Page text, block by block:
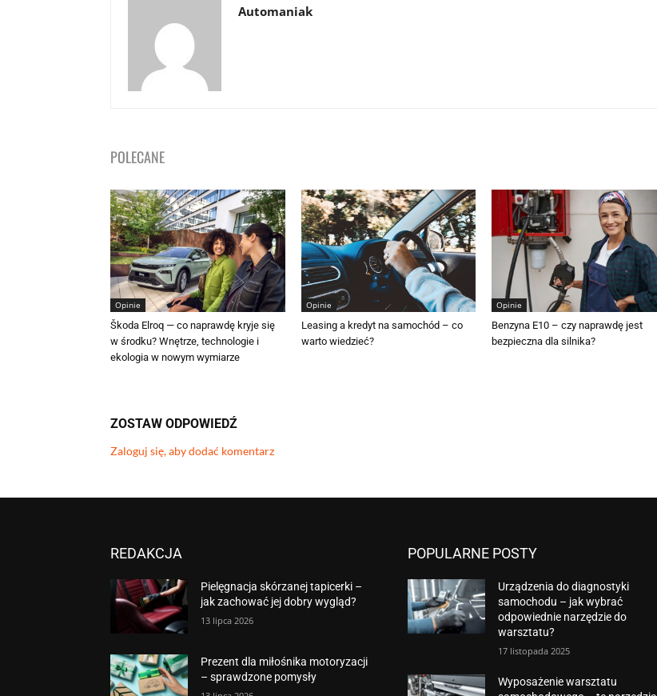
Automaniak
POLECANE
Opinie
Škoda Elroq — co naprawdę kryje się
w środku? Wnętrze, technologie i
ekologia w nowym wymiarze
Opinie
Leasing a kredyt na samochód – co
warto wiedzieć?
Opinie
Benzyna E10 – czy naprawdę jest
bezpieczna dla silnika?
ZOSTAW ODPOWIEDŹ
Zaloguj się, aby dodać komentarz
REDAKCJA
Pielęgnacja skórzanej tapicerki –
jak zachować jej dobry wygląd?
13 lipca 2026
Prezent dla miłośnika motoryzacji
– sprawdzone pomysły
POPULARNE POSTY
Urządzenia do diagnostyki
samochodu – jak wybrać
odpowiednie narzędzie do
warsztatu?
17 listopada 2025
Wyposażenie warsztatu